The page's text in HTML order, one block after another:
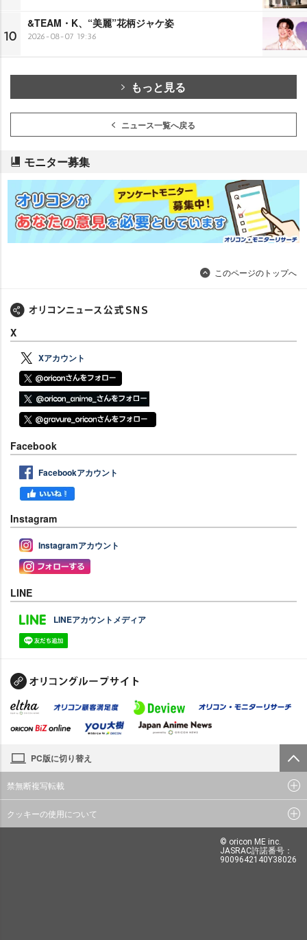
10
&TEAM・K、“美麗”花柄ジャケ姿
2026-08-07 19:36
もっと見る
ニュース一覧へ戻る
モニター募集
このページのトップへ
X
Xアカウント
Facebook
Facebookアカウント
Instagram
Instagramアカウント
LINE
LINEアカウントメディア
PC版に切り替え
禁無断複写転載
クッキーの使用について
© oricon ME inc.
JASRAC許諾番号：
9009642140Y38026